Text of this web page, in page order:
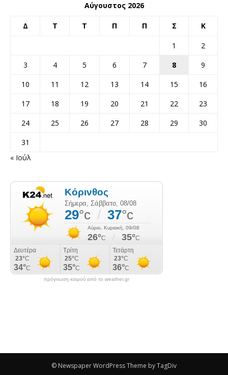
Αύγουστος 2026
Δ Τ Τ Π Π Σ Κ
1
2
3
4 5 6 7 8
9
10
11 12 13 14 15
16
17
18 19 20 21 22
23
24
25 26 27 28 29
30
31
« Ιούλ
πρόγνωση καιρού από το weather.gr
© Newspaper WordPress Theme by TagDiv